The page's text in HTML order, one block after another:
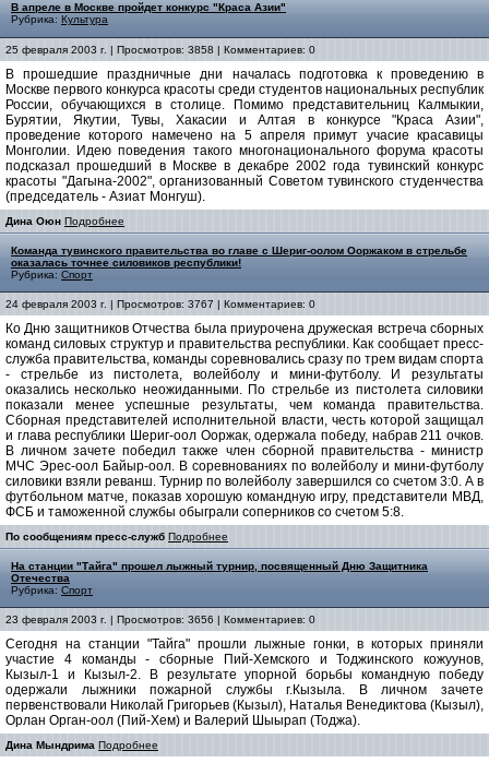
В апреле в Москве пройдет конкурс "Краса Азии"
Рубрика: Культура
25 февраля 2003 г. | Просмотров: 3858 | Комментариев: 0
В прошедшие праздничные дни началась подготовка к проведению в
Москве первого конкурса красоты среди студентов национальных республик
России, обучающихся в столице. Помимо представительниц Калмыкии,
Бурятии, Якутии, Тувы, Хакасии и Алтая в конкурсе "Краса Азии",
проведение которого намечено на 5 апреля примут учасие красавицы
Монголии. Идею поведения такого многонационального форума красоты
подсказал прошедший в Москве в декабре 2002 года тувинский конкурс
красоты "Дагына-2002", организованный Советом тувинского студенчества
(председатель - Азиат Монгуш).
Дина Оюн Подробнее
Команда тувинского правительства во главе с Шериг-оолом Ооржаком в стрельбе
оказалась точнее силовиков республики!
Рубрика: Спорт
24 февраля 2003 г. | Просмотров: 3767 | Комментариев: 0
Ко Дню защитников Отчества была приурочена дружеская встреча сборных
команд силовых структур и правительства республики. Как сообщает пресс-
служба правительства, команды соревновались сразу по трем видам спорта
- стрельбе из пистолета, волейболу и мини-футболу. И результаты
оказались несколько неожиданными. По стрельбе из пистолета силовики
показали менее успешные результаты, чем команда правительства.
Сборная представителей исполнительной власти, честь которой защищал
и глава республики Шериг-оол Ооржак, одержала победу, набрав 211 очков.
В личном зачете победил также член сборной правительства - министр
МЧС Эрес-оол Байыр-оол. В соревнованиях по волейболу и мини-футболу
силовики взяли реванш. Турнир по волейболу завершился со счетом 3:0. А в
футбольном матче, показав хорошую командную игру, представители МВД,
ФСБ и таможенной службы обыграли соперников со счетом 5:8.
По сообщениям пресс-служб Подробнее
На станции "Тайга" прошел лыжный турнир, посвященный Дню Защитника
Отечества
Рубрика: Спорт
23 февраля 2003 г. | Просмотров: 3656 | Комментариев: 0
Сегодня на станции "Тайга" прошли лыжные гонки, в которых приняли
участие 4 команды - сборные Пий-Хемского и Тоджинского кожуунов,
Кызыл-1 и Кызыл-2. В результате упорной борьбы командную победу
одержали лыжники пожарной службы г.Кызыла. В личном зачете
первенствовали Николай Григорьев (Кызыл), Наталья Венедиктова (Кызыл),
Орлан Орган-оол (Пий-Хем) и Валерий Шыырап (Тоджа).
Дина Мындрима Подробнее